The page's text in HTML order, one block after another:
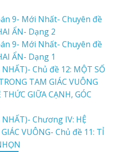
9- Mới Nhất- Chuyên đề
ẨN- Dạng 2
9- Mới Nhất- Chuyên đề
ẨN- Dạng 1
Chủ đề 12: MỘT SỐ
TAM GIÁC VUÔNG
GIỮA CẠNH, GÓC
Chương IV: HỆ
VUÔNG- Chủ đề 11: TỈ